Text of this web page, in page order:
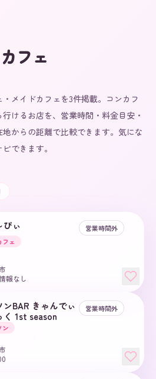
フェ
メイドカフェを3件掲載。コンカフ
けるお店を、営業時間・料金目安・
からの距離で比較できます。気にな
できます。
ぴぃ
営業時間外
フェ
報なし
ンBAR きゃんでぃ
く 1st season
営業時間外
ン